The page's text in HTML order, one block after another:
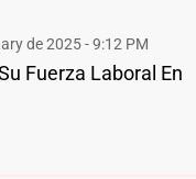
de 2025 - 9:12 PM
Fuerza Laboral En